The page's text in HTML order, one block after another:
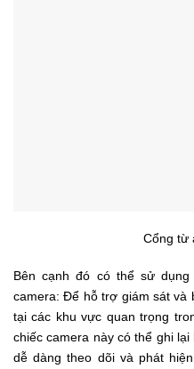
Cổng từ
Bên cạnh đó có thể sử
camera: Để hỗ trợ giám sát và
tại các khu vực quan trọng
chiếc camera này có thể ghi
dễ dàng theo dõi và phát